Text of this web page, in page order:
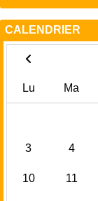
CALENDRIER
Lu Ma
3 4
10 11